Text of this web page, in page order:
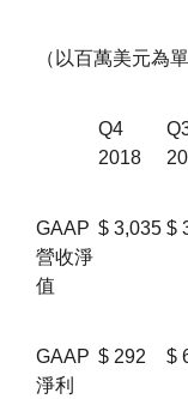
（以百萬美元為
Q4
2018
GAAP
營收淨
值
$ 3,035 $
GAAP
淨利
$ 292 $